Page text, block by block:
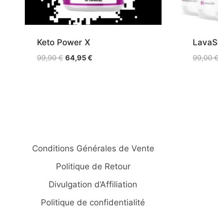
Keto Power X
99,90€ Le
64,95€Le
99,00
Conditions Générales de Vente
Politique de Retour
Divulgation d’Affiliation
Politique de confidentialité